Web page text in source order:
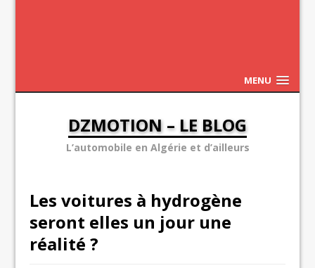
MENU
DZMOTION – LE BLOG
L’automobile en Algérie et d’ailleurs
Les voitures à hydrogène
seront elles un jour une
réalité ?